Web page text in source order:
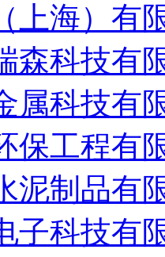
上海）有
森科技有
属科技有
保工程有
泥制品有
子科技有